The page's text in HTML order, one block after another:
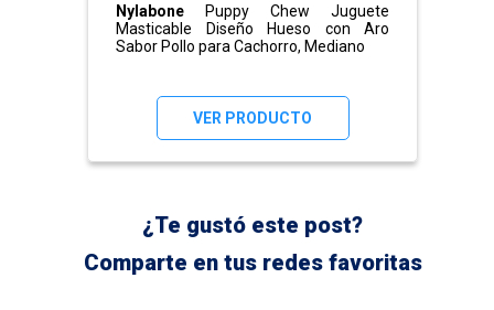
Nylabone
Puppy Chew Juguete
Masticable Diseño Hueso con Aro
Sabor Pollo para Cachorro, Mediano
VER PRODUCTO
¿Te gustó este post?
Comparte en tus redes favoritas